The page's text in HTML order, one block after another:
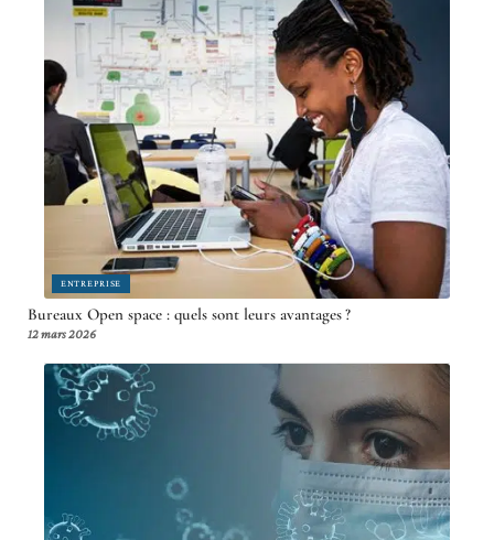
ENTREPRISE
Bureaux Open space : quels sont leurs avantages ?
12 mars 2026